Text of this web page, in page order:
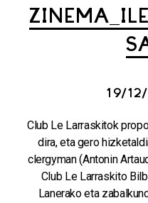
19/12/
Club Le Larraskitok
dira, eta gero
clergyman (Antonin
Club Le Larraskito
Lanerako eta